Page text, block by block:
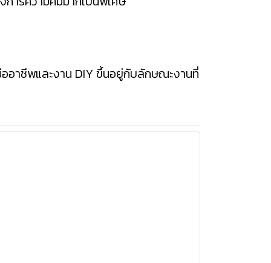
อาชีพและงาน DIY ขึ้นอยู่กับลักษณะงานที่